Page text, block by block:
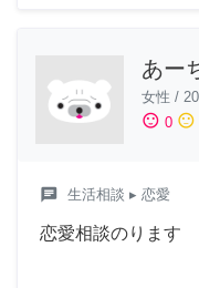
あー
女性 /
sentiment_satisfied 0 sentiment_neutral
chat 生活相談 ▸ 恋愛
恋愛相談のります